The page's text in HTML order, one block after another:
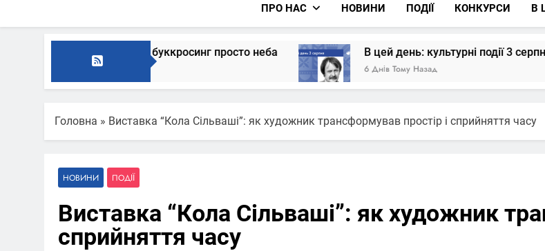
ПРО НАС НОВИНИ ПОДІЇ КОНКУРСИ В
буккросинг просто неба В цей день: культурні події 3 серпня – що сталось
6 Днів Тому Назад
Головна » Виставка “Кола Сільваші”: як художник трансформував простір і сприйняття часу
НОВИНИ ПОДІЇ
Виставка “Кола Сільваші”: як художник
сприйняття часу